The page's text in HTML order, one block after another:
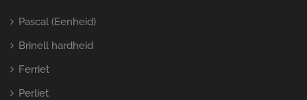
Pascal (Eenheid)
Brinell hardheid
Ferriet
Perliet